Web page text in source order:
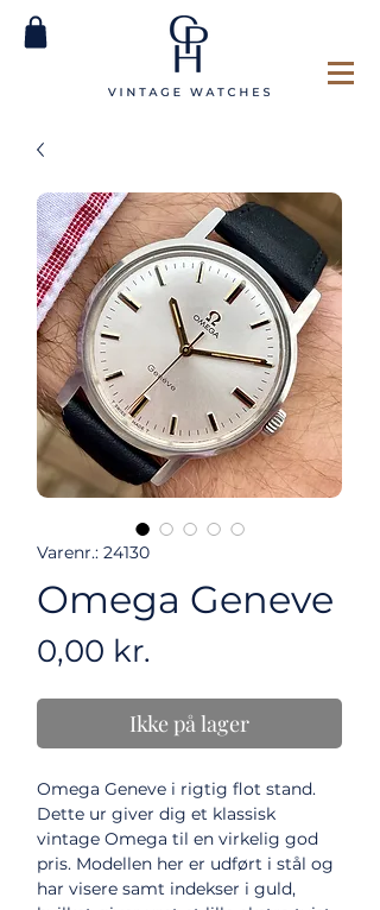
Varenr.: 24130
Omega Geneve
0,00 kr.
Ikke på lager
Omega Geneve i rigtig flot stand.
Dette ur giver dig et klassisk
vintage Omega til en virkelig god
pris. Modellen her er udført i stål og
har visere samt indekser i guld,